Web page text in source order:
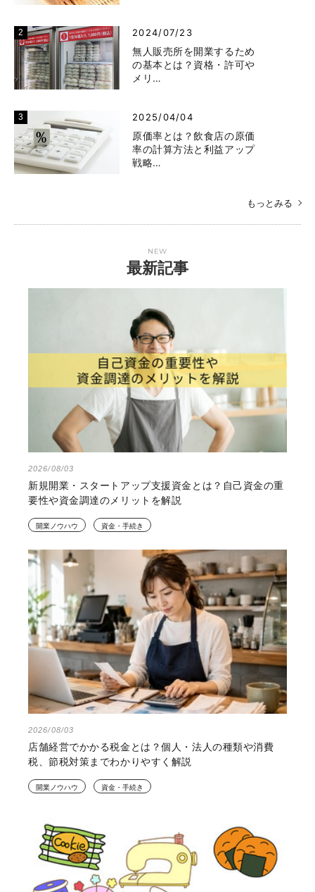
2024/07/23
無人販売所を開業するため
の基本とは？資格・許可や
メリ…
2025/04/04
原価率とは？飲食店の原価
率の計算方法と利益アップ
戦略…
もっとみる
NEW
最新記事
2026/08/03
新規開業・スタートアップ支援資金とは？自己資金の重
要性や資金調達のメリットを解説
開業ノウハウ 資金・手続き
2026/08/03
店舗経営でかかる税金とは？個人・法人の種類や消費
税、節税対策までわかりやすく解説
開業ノウハウ 資金・手続き